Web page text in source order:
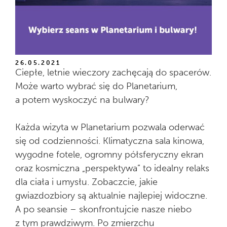
26.05.2021
Ciepłe, letnie wieczory zachęcają do spacerów.
Może warto wybrać się do Planetarium,
a potem wyskoczyć na bulwary?
Każda wizyta w Planetarium pozwala oderwać
się od codzienności. Klimatyczna sala kinowa,
wygodne fotele, ogromny półsferyczny ekran
oraz kosmiczna „perspektywa” to idealny relaks
dla ciała i umysłu. Zobaczcie, jakie
gwiazdozbiory są aktualnie najlepiej widoczne.
A po seansie – skonfrontujcie nasze niebo
z tym prawdziwym. Po zmierzchu